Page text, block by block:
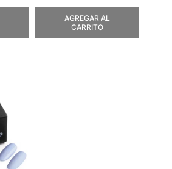
AGREGAR AL
CARRITO